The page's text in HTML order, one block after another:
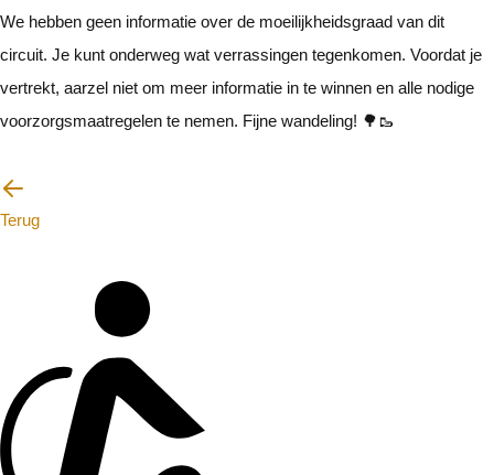
We hebben geen informatie over de moeilijkheidsgraad van dit
circuit. Je kunt onderweg wat verrassingen tegenkomen. Voordat je
vertrekt, aarzel niet om meer informatie in te winnen en alle nodige
voorzorgsmaatregelen te nemen. Fijne wandeling! 🌳🥾
Terug